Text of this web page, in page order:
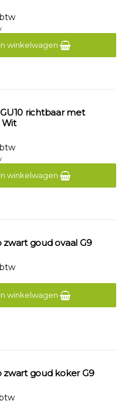
In winkelwagen
richtbaar met
Wit
In winkelwagen
goud ovaal G9
In winkelwagen
goud koker G9